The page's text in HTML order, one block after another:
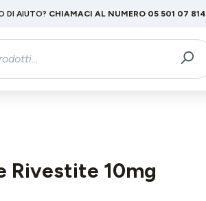
DI AIUTO? CHIAMACI AL NUMERO 05 501 07 814
Rivestite 10mg